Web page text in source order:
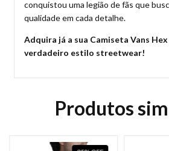
conquistou uma legião de fãs que
qualidade em cada detalhe.
Adquira já a sua Camiseta Vans Hex
verdadeiro estilo streetwear!
Produtos